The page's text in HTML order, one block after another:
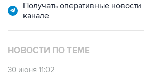
Получать оперативные
канале
НОВОСТИ ПО ТЕМЕ
30 июня 11:02